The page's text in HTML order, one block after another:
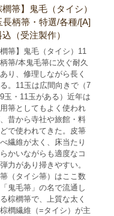
櫚箒】鬼毛（タイシ）
長柄箒・特選/各種/[A]
（受注製作）
櫚箒】鬼毛（タイシ）11
箒/本鬼毛箒に次ぐ耐久
り、修理しながら長く
。11玉は広間向きで（7
玉・11玉がある）近年は
箒としてもよく使われ
昔から寺社や旅館・料
で使われてきた。皮箒
繊維が太く、床当たり
かいながらも適度なコ
力があり掃きやすい。
（タイシ箒）はここ数
鬼毛箒」の名で流通し
棕櫚箒で、上質な太く
櫚繊維（=タイシ）が主